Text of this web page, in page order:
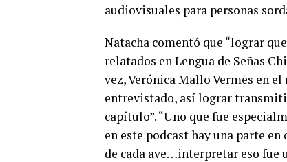
audiovisuales para personas
Natacha comentó que “lograr
relatados en Lengua de Señas
vez, Verónica Mallo Vermes en
entrevistado, así lograr
capítulo”. “Uno que fue
en este podcast hay una parte
de cada ave…interpretar eso fue